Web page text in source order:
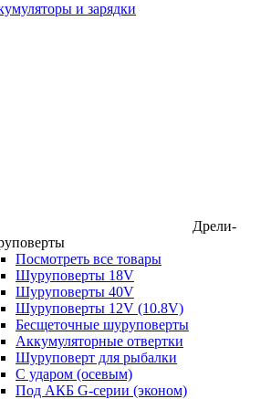
и зарядки
Дрели-
Посмотреть все товары
Шуруповерты 18V
Шуруповерты 40V
Шуруповерты 12V (10.8V)
Бесщеточные шуруповерты
Аккумуляторные отвертки
Шуруповерт для рыбалки
С ударом (осевым)
Под АКБ G-серии (эконом)